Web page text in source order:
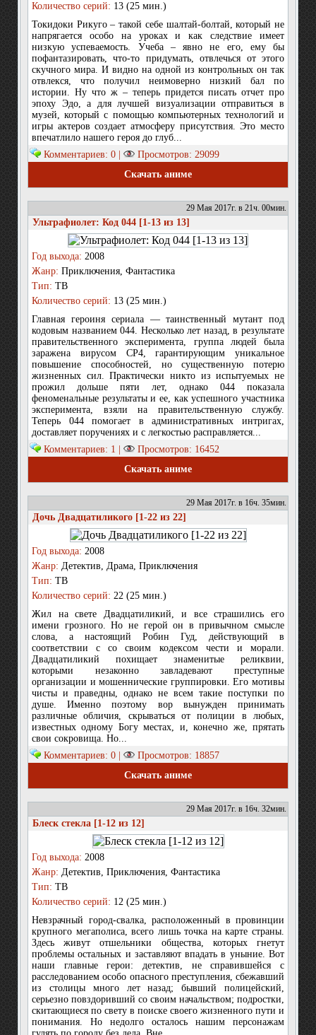
Количество серий: 13 (25 мин.)
Токидоки Рикуго – такой себе шалтай-болтай, который не
напрягается особо на уроках и как следствие имеет
низкую успеваемость. Учеба – явно не его, ему бы
пофантазировать, что-то придумать, отвлечься от этого
скучного мира. И видно на одной из контрольных он так
отвлекся, что получил неимоверно низкий бал по
истории. Ну что ж – теперь придется писать отчет про
эпоху Эдо, а для лучшей визуализации отправиться в
музей, который с помощью компьютерных технологий и
игры актеров создает атмосферу присутствия. Это место
впечатлило нашего героя до глуб...
Комментариев: 0 |
Просмотров: 29099
Скачать аниме
29 Мая 2017г. в 21ч. 00мин.
Ультрафиолет: Код 044 [1-13 из 13]
Год выхода: 2008
Жанр: Приключения, Фантастика
Тип: ТВ
Количество серий: 13 (25 мин.)
Главная героиня сериала — таинственный мутант под
кодовым названием 044. Несколько лет назад, в результате
правительственного эксперимента, группа людей была
заражена вирусом СР4, гарантирующим уникальное
повышение способностей, но существенную потерю
жизненных сил. Практически никто из испытуемых не
прожил дольше пяти лет, однако 044 показала
феноменальные результаты и ее, как успешного участника
эксперимента, взяли на правительственную службу.
Теперь 044 помогает в административных интригах,
доставляет поручениях и с легкостью расправляется...
Комментариев: 1 |
Просмотров: 16452
Скачать аниме
29 Мая 2017г. в 16ч. 35мин.
Дочь Двадцатиликого [1-22 из 22]
Год выхода: 2008
Жанр: Детектив, Драма, Приключения
Тип: ТВ
Количество серий: 22 (25 мин.)
Жил на свете Двадцатиликий, и все страшились его
имени грозного. Но не герой он в привычном смысле
слова, а настоящий Робин Гуд, действующий в
соответствии с со своим кодексом чести и морали.
Двадцатиликий похищает знаменитые реликвии,
которыми незаконно завладевают преступные
организации и мошеннические группировки. Его мотивы
чисты и праведны, однако не всем такие поступки по
душе. Именно поэтому вор вынужден принимать
различные обличия, скрываться от полиции в любых,
известных одному Богу местах, и, конечно же, прятать
свои сокровища. Но...
Комментариев: 0 |
Просмотров: 18857
Скачать аниме
29 Мая 2017г. в 16ч. 32мин.
Блеск стекла [1-12 из 12]
Год выхода: 2008
Жанр: Детектив, Приключения, Фантастика
Тип: ТВ
Количество серий: 12 (25 мин.)
Невзрачный город-свалка, расположенный в провинции
крупного мегаполиса, всего лишь точка на карте страны.
Здесь живут отшельники общества, которых гнетут
проблемы остальных и заставляют впадать в уныние. Вот
наши главные герои: детектив, не справившейся с
расследованием особо опасного преступления, сбежавший
из столицы много лет назад; бывший полицейский,
серьезно повздоривший со своим начальством; подростки,
скитающиеся по свету в поиске своего жизненного пути и
понимания. Но недолго осталось нашим персонажам